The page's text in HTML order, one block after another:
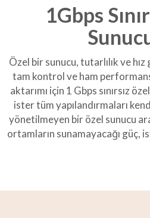
1Gbps
Özel bir sunucu, tutarlılık ve
tam kontrol ve ham
aktarımı için 1 Gbps sınırsız
ister tüm yapılandırmaları
yönetilmeyen bir özel sunucu
ortamların sunamayacağı güç,